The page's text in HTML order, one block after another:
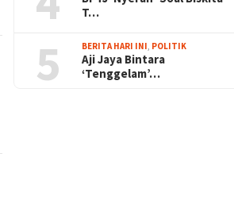
T…
5 BERITA HARI INI, POLITIK
Aji Jaya Bintara
‘Tenggelam’…